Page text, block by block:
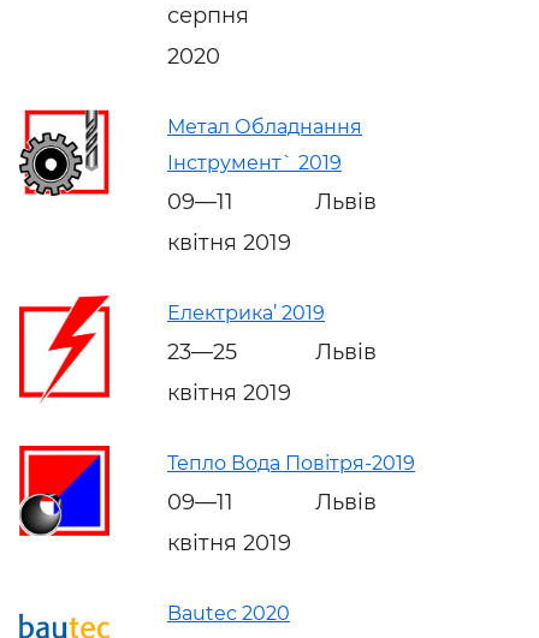
серпня
2020
Метал Обладнання
Інструмент` 2019
09—11
квітня 2019
Львів
Електрика’ 2019
23—25
квітня 2019
Львів
Тепло Вода Повітря-2019
09—11
квітня 2019
Львів
Bautec 2020